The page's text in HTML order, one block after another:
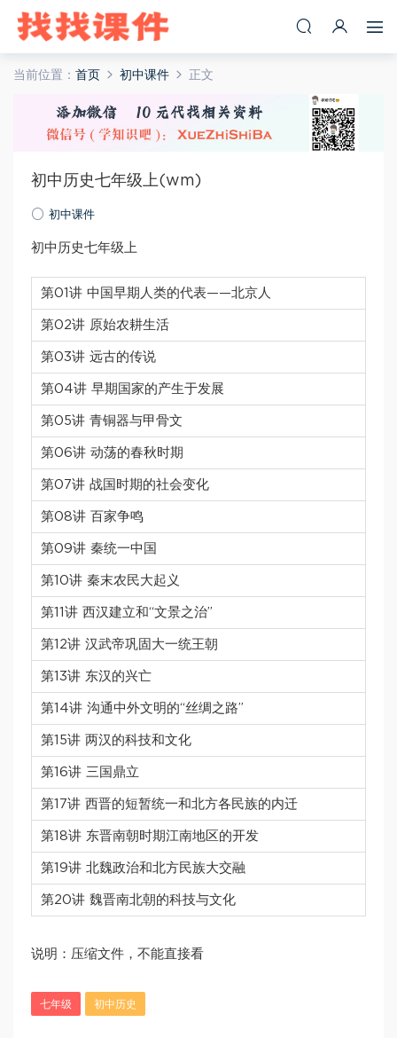
当前位置： 首页 初中课件 正文
初中历史七年级上(wm)
初中课件
初中历史七年级上
第01讲 中国早期人类的代表——北京人
第02讲 原始农耕生活
第03讲 远古的传说
第04讲 早期国家的产生于发展
第05讲 青铜器与甲骨文
第06讲 动荡的春秋时期
第07讲 战国时期的社会变化
第08讲 百家争鸣
第09讲 秦统一中国
第10讲 秦末农民大起义
第11讲 西汉建立和“文景之治”
第12讲 汉武帝巩固大一统王朝
第13讲 东汉的兴亡
第14讲 沟通中外文明的“丝绸之路”
第15讲 两汉的科技和文化
第16讲 三国鼎立
第17讲 西晋的短暂统一和北方各民族的内迁
第18讲 东晋南朝时期江南地区的开发
第19讲 北魏政治和北方民族大交融
第20讲 魏晋南北朝的科技与文化
说明：压缩文件，不能直接看
七年级 初中历史